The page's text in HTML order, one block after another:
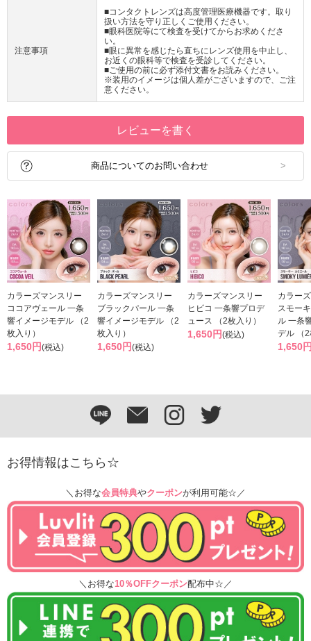
注意事項
■コンタクトレンズは高度管理医療機器です。取り
扱い方法を守り正しくご使用ください。
■眼科医院等にて検査を受けてからお求めくださ
い。
■眼に異常を感じたら直ちにレンズ使用を中止し、
お近くの眼科等で検査を受診してください。
■ご使用の前に必ず添付文書をお読みください。
※装用のイメージは個人差がございますので、ご注
意ください。
レビューを書く
商品についてのお問い合わせ
カラーズマンスリー
ココアヴェール 一条
響イメージモデル （2
枚入り）
1,650円(税込)
カラーズマンスリー
ブラックパール 一条
響イメージモデル （2
枚入り）
1,650円(税込)
カラーズマンスリー
ヒビコ 一条響プロデ
ュース （2枚入り）
1,650円(税込)
カラー
スモー
ル 一条
デル （
1,650
お得情報はこちら☆
＼お得な会員特典やクーポンが利用可能☆／
＼お得な10％OFFクーポン配布中☆／